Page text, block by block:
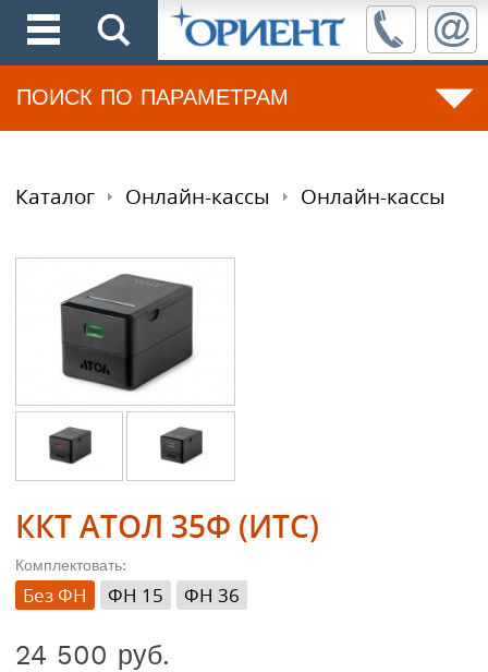
ПОИСК ПО ПАРАМЕТРАМ
Каталог Онлайн-кассы Онлайн-кассы
ККТ АТОЛ 35Ф (ИТС)
Комплектовать:
Без ФН ФН 15 ФН 36
24 500 руб.